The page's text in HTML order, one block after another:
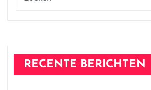
RECENTE BERICHTEN